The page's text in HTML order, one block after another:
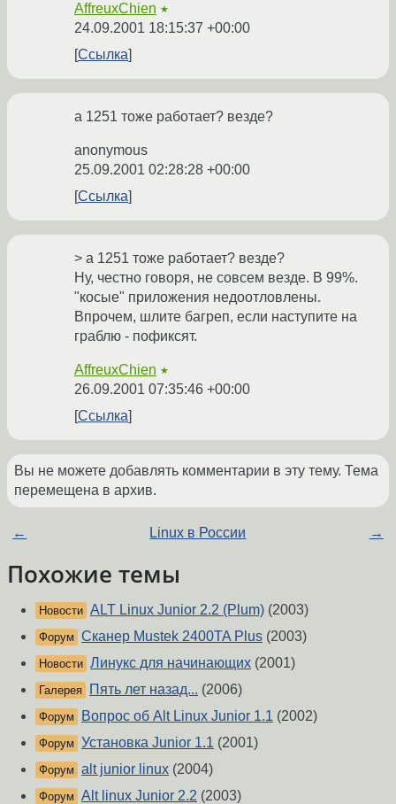
AffreuxChien ★
24.09.2001 18:15:37 +00:00
Ссылка
а 1251 тоже работает? везде?
anonymous
25.09.2001 02:28:28 +00:00
Ссылка
> а 1251 тоже работает? везде?
Ну, честно говоря, не совсем везде. В 99%.
"косые" приложения недоотловлены.
Впрочем, шлите багреп, если наступите на
граблю - пофиксят.
AffreuxChien ★
26.09.2001 07:35:46 +00:00
Ссылка
Вы не можете добавлять комментарии в эту тему. Тема
перемещена в архив.
← Linux в России →
Похожие темы
Новости ALT Linux Junior 2.2 (Plum) (2003)
Форум Сканер Mustek 2400TA Plus (2003)
Новости Линукс для начинающих (2001)
Галерея Пять лет назад... (2006)
Форум Вопрос об Alt Linux Junior 1.1 (2002)
Форум Установка Junior 1.1 (2001)
Форум alt junior linux (2004)
Форум Alt linux Junior 2.2 (2003)